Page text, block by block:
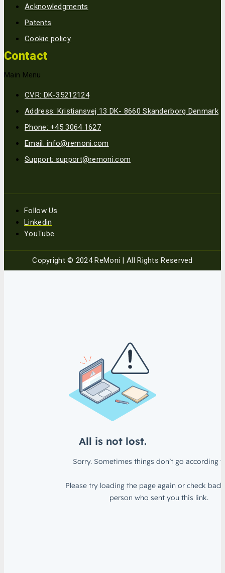
Acknowledgments
Patents
Cookie policy
Contact
Main Menu
CVR: DK-35212124
Address: Kristiansvej 13 DK- 8660 Skanderborg Denmark
Phone: +45 3064 1627
Email: info@remoni.com
Support: support@remoni.com
Follow Us
Linkedin
YouTube
Copyright © 2024 ReMoni | All Rights Reserved